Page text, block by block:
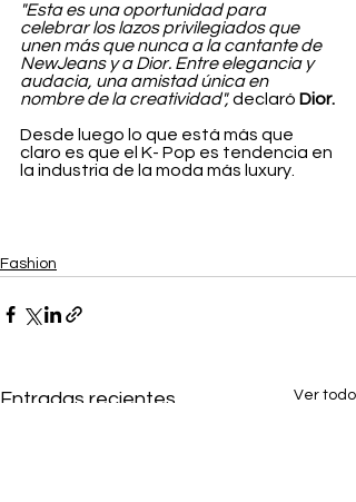
"Esta es una oportunidad para
celebrar los lazos privilegiados que
unen más que nunca a la cantante de
NewJeans y a Dior. Entre elegancia y
audacia, una amistad única en
nombre de la creatividad", declaró Dior.
Desde luego lo que está más que
claro es que el K- Pop es tendencia en
la industria de la moda más luxury.
Fashion
Entradas recientes Ver todo